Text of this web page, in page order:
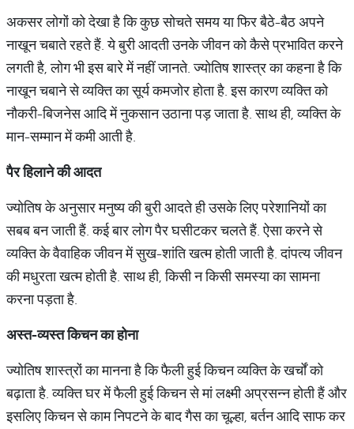
अकसर लोगों को देखा है कि कुछ सोचते समय या फिर बैठे-बैठ अपने
नाखून चबाते रहते हैं. ये बुरी आदती उनके जीवन को कैसे प्रभावित करने
लगती है, लोग भी इस बारे में नहीं जानते. ज्योतिष शास्त्र का कहना है कि
नाखून चबाने से व्यक्ति का सूर्य कमजोर होता है. इस कारण व्यक्ति को
नौकरी-बिजनेस आदि में नुकसान उठाना पड़ जाता है. साथ ही, व्यक्ति के
मान-सम्मान में कमी आती है.
पैरहिलानेकीआदत
ज्योतिष के अनुसार मनुष्य की बुरी आदते ही उसके लिए परेशानियों का
सबब बन जाती हैं. कई बार लोग पैर घसीटकर चलते हैं. ऐसा करने से
व्यक्ति के वैवाहिक जीवन में सुख-शांति खत्म होती जाती है. दांपत्य जीवन
की मधुरता खत्म होती है. साथ ही, किसी न किसी समस्या का सामना
करना पड़ता है.
अस्त-व्यस्तकिचनकाहोना
ज्योतिष शास्त्रों का मानना है कि फैली हुई किचन व्यक्ति के खर्चों को
बढ़ाता है. व्यक्ति घर में फैली हुई किचन से मां लक्ष्मी अप्रसन्न होती हैं और
इसलिए किचन से काम निपटने के बाद गैस का चूल्हा, बर्तन आदि साफ कर